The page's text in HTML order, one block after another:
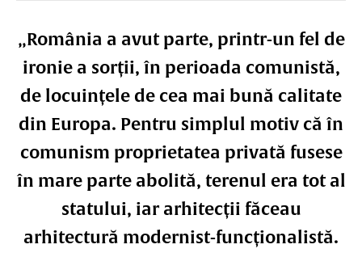
„România a avut parte, printr-un fel de
ironie a sorții, în perioada comunistă,
de locuințele de cea mai bună calitate
din Europa. Pentru simplul motiv că în
comunism proprietatea privată fusese
în mare parte abolită, terenul era tot al
statului, iar arhitecții făceau
arhitectură modernist-funcționalistă.